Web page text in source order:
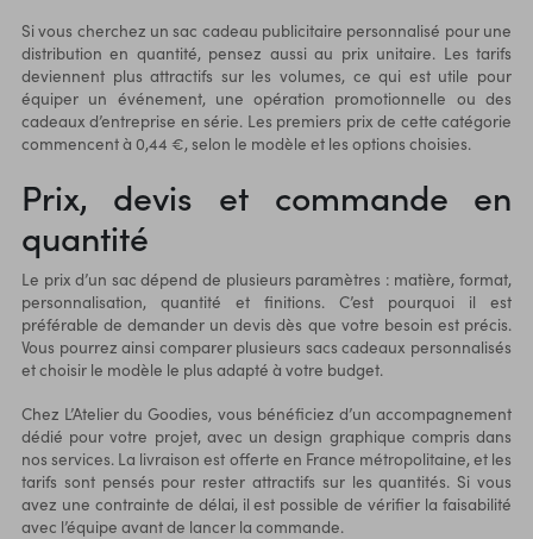
Si vous cherchez un sac cadeau publicitaire personnalisé pour une
distribution en quantité, pensez aussi au prix unitaire. Les tarifs
deviennent plus attractifs sur les volumes, ce qui est utile pour
équiper un événement, une opération promotionnelle ou des
cadeaux d’entreprise en série. Les premiers prix de cette catégorie
commencent à 0,44 €, selon le modèle et les options choisies.
Prix, devis et commande en
quantité
Le prix d’un sac dépend de plusieurs paramètres : matière, format,
personnalisation, quantité et finitions. C’est pourquoi il est
préférable de demander un devis dès que votre besoin est précis.
Vous pourrez ainsi comparer plusieurs sacs cadeaux personnalisés
et choisir le modèle le plus adapté à votre budget.
Chez L’Atelier du Goodies, vous bénéficiez d’un accompagnement
dédié pour votre projet, avec un design graphique compris dans
nos services. La livraison est offerte en France métropolitaine, et les
tarifs sont pensés pour rester attractifs sur les quantités. Si vous
avez une contrainte de délai, il est possible de vérifier la faisabilité
avec l’équipe avant de lancer la commande.